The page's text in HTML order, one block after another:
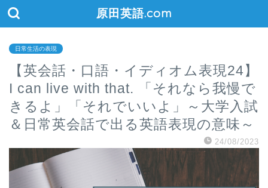
原田英語.com
日常生活の表現
【英会話・口語・イディオム表現24】
I can live with that. 「それなら我慢で
きるよ」「それでいいよ」～大学入試
＆日常英会話で出る英語表現の意味～
24/08/2023